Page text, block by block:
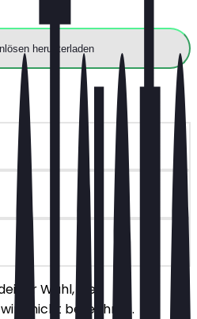
herunterladen
Wahl, die
nicht berechnet.